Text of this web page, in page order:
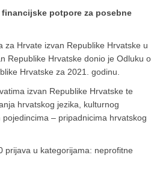
potpore za posebne
Hrvate izvan Republike Hrvatske u
Republike Hrvatske donio je Odluku o
Hrvatske za 2021. godinu.
izvan Republike Hrvatske te
hrvatskog jezika, kulturnog
– pripadnicima hrvatskog
prijava u kategorijama: neprofitne